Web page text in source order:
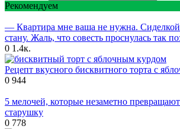
Рекомендуем
— Квартира мне ваша не нужна. Сиделкой
стану. Жаль, что совесть проснулась так
0 1.4к.
Рецепт вкусного бисквитного торта с
0 944
5 мелочей, которые незаметно
старушку
0 778